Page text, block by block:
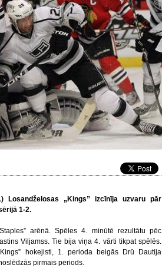
Losandželosas „Kings” izcīnīja uzvaru pār
1-2.
arēnā. Spēles 4. minūtē rezultātu pēc
Viljamss. Tie bija viņa 4. vārti tikpat spēlēs.
hokejisti, 1. perioda beigās Drū Dautija
pirmais periods.